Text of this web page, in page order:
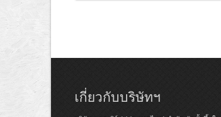
เกี่ยวกับบริษัทฯ